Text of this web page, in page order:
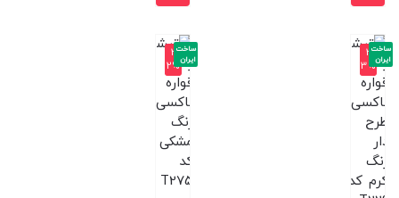
-3
3%
ساخت
ایران
-3
2%
ساخت
ایران